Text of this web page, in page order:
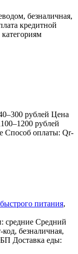
безналичная,
кредитной
рублей Цена
рублей
Способ оплаты: Qr-
питания,
средние Средний
безналичная,
Доставка еды: